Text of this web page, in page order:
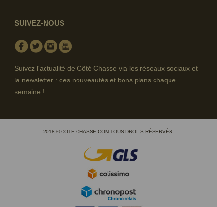
SUIVEZ-NOUS
Facebook
TwitterInstagram
Suivez l'actualité de Côté Chasse via les réseaux sociaux et
la newsletter : des nouveautés et bons plans chaque
semaine !
2018 © COTE-CHASSE.COM TOUS DROITS RÉSERVÉS.